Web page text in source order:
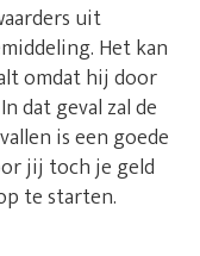
uit
Het kan
omdat hij door
dat geval zal de
is een goede
jij toch je geld
te starten.